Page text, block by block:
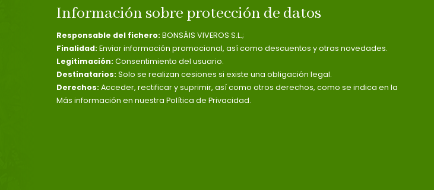
Información sobre protección de datos
Responsable del fichero: BONSÁIS VIVEROS S.L.;
Finalidad: Enviar información promocional, así como descuentos y otras novedades.
Legitimación: Consentimiento del usuario.
Destinatarios: Solo se realizan cesiones si existe una obligación legal.
Derechos: Acceder, rectificar y suprimir, así como otros derechos, como se indica en la
Más información en nuestra Política de Privacidad.